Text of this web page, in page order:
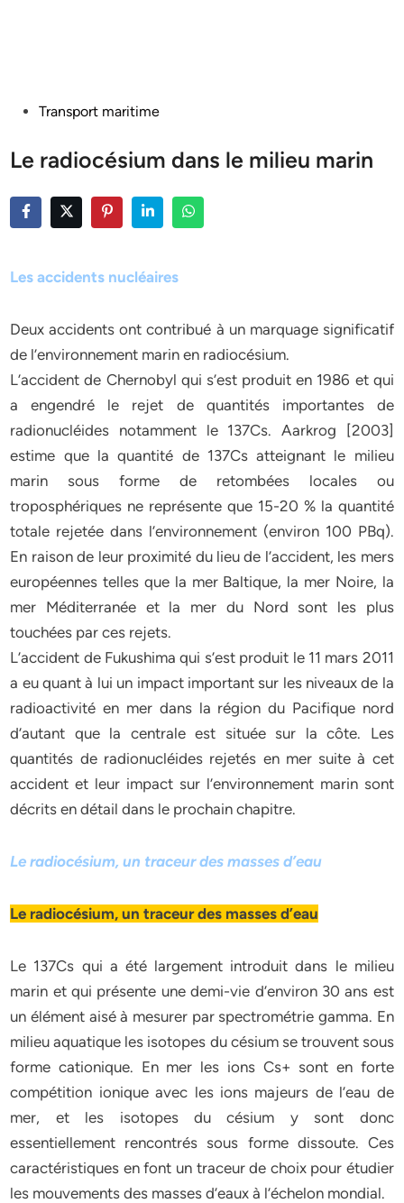
PostedTransport maritime
Le radiocésium dans le milieu marin
Les accidents nucléaires
Deux accidents ont contribué à un marquage significatif
de l’environnement marin en radiocésium.
L’accident de Chernobyl qui s’est produit en 1986 et qui
a engendré le rejet de quantités importantes de
radionucléides notamment le 137Cs. Aarkrog [2003]
estime que la quantité de 137Cs atteignant le milieu
marin sous forme de retombées locales ou
troposphériques ne représente que 15-20 % la quantité
totale rejetée dans l’environnement (environ 100 PBq).
En raison de leur proximité du lieu de l’accident, les mers
européennes telles que la mer Baltique, la mer Noire, la
mer Méditerranée et la mer du Nord sont les plus
touchées par ces rejets.
L’accident de Fukushima qui s’est produit le 11 mars 2011
a eu quant à lui un impact important sur les niveaux de la
radioactivité en mer dans la région du Pacifique nord
d’autant que la centrale est située sur la côte. Les
quantités de radionucléides rejetés en mer suite à cet
accident et leur impact sur l’environnement marin sont
décrits en détail dans le prochain chapitre.
Le radiocésium, un traceur des masses d’eau
Le radiocésium, un traceur des masses d’eau
Le 137Cs qui a été largement introduit dans le milieu
marin et qui présente une demi-vie d’environ 30 ans est
un élément aisé à mesurer par spectrométrie gamma. En
milieu aquatique les isotopes du césium se trouvent sous
forme cationique. En mer les ions Cs+ sont en forte
compétition ionique avec les ions majeurs de l’eau de
mer, et les isotopes du césium y sont donc
essentiellement rencontrés sous forme dissoute. Ces
caractéristiques en font un traceur de choix pour étudier
les mouvements des masses d’eaux à l’échelon mondial.